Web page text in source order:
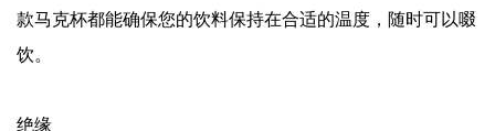
款马克杯都能确保您的饮料保持在合适的温度，随时可以啜
饮。